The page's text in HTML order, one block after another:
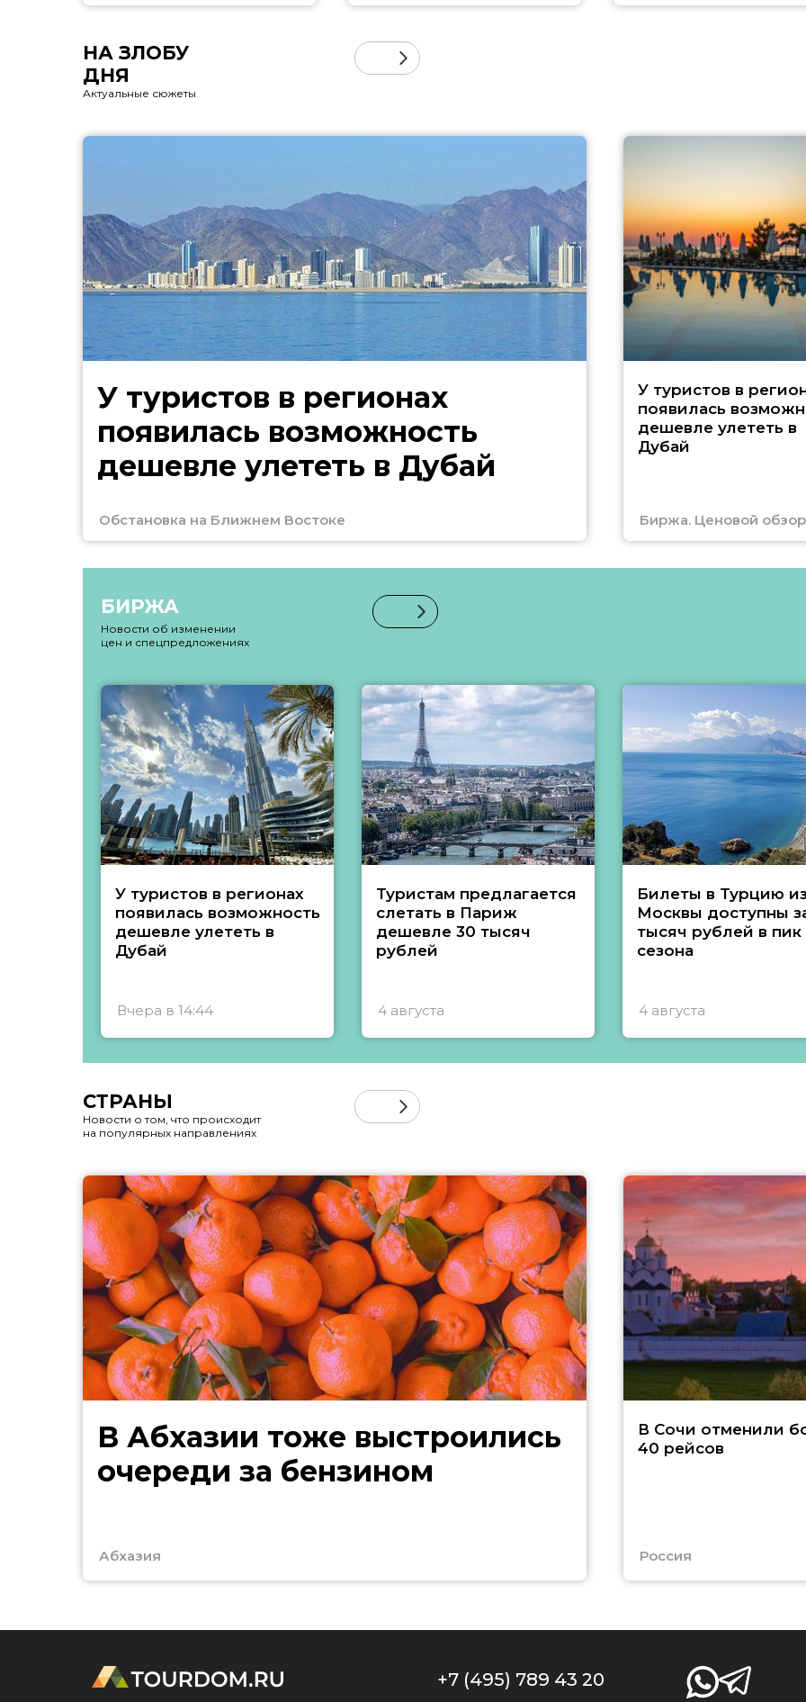
НА ЗЛОБУ
ДНЯ
Актуальные сюжеты
У туристов в регионах
появилась возможность
дешевле улететь в Дубай
Обстановка на Ближнем Востоке
У туристов в
появилась
дешевле улететь в
Дубай
Биржа. Ценовой обзор
БИРЖА
Новости об изменении
цен и спецпредложениях
У туристов в регионах
появилась возможность
дешевле улететь в
Дубай
Вчера в 14:44
Туристам предлагается
слетать в Париж
дешевле 30 тысяч
рублей
4 августа
Билеты в Турцию из
Москвы доступны
тысяч рублей в пик
сезона
4 августа
СТРАНЫ
Новости о том, что происходит
на популярных направлениях
В Абхазии тоже выстроились
очереди за бензином
Абхазия
В Сочи отменили
40 рейсов
Россия
+7 (495) 789 43 20